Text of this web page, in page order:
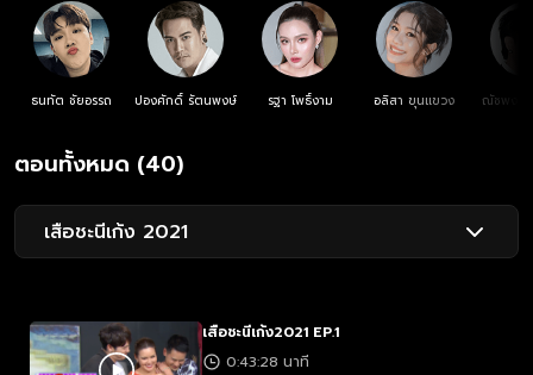
ธนทัต ชัยอรรถ ปองศักดิ์ รัตนพงษ์ รฐา โพธิ์งาม อลิสา ขุนแขวง ณัชพงศ์
ตอนทั้งหมด (40)
เสือชะนีเก้ง 2021
เสือชะนีเก้ง2021 EP.1
0:43:28 นาที